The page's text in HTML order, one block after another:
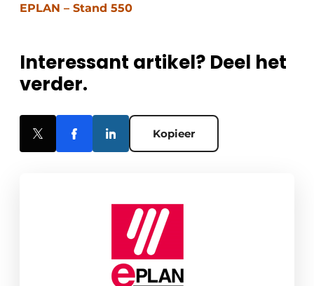
EPLAN – Stand 550
Interessant artikel? Deel het
verder.
Kopieer